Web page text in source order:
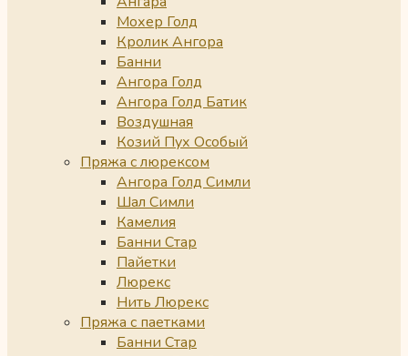
Мохер Голд
Кролик Ангора
Банни
Ангора Голд
Ангора Голд Батик
Воздушная
Козий Пух Особый
Пряжа с люрексом
Ангора Голд Симли
Шал Симли
Камелия
Банни Стар
Пайетки
Люрекс
Нить Люрекс
Пряжа с паетками
Банни Стар